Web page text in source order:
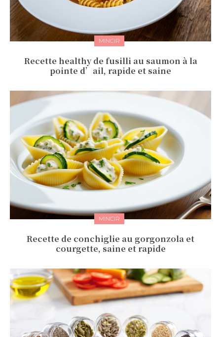
MINCIR
Recette healthy de fusilli au saumon à la
pointe d’ail, rapide et saine
MINCIR
Recette de conchiglie au gorgonzola et
courgette, saine et rapide